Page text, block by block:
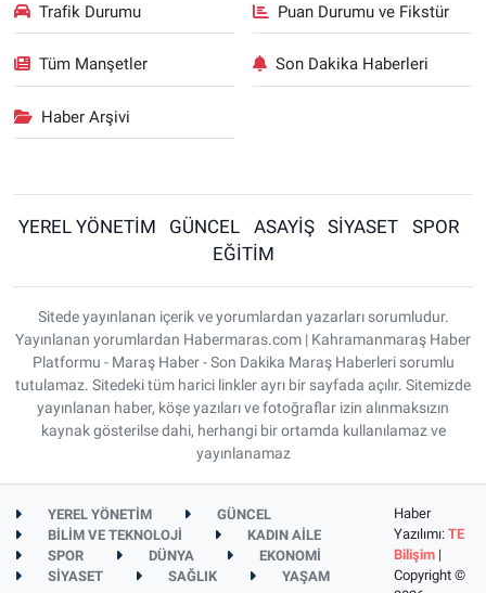
Trafik Durumu Puan Durumu ve Fikstür
Tüm Manşetler Son Dakika Haberleri
Haber Arşivi
YEREL YÖNETİM GÜNCEL ASAYİŞ SİYASET
SPOR
EĞİTİM
Sitede yayınlanan içerik ve yorumlardan yazarları sorumludur.
Yayınlanan yorumlardan Habermaras.com | Kahramanmaraş Haber
Platformu - Maraş Haber - Son Dakika Maraş Haberleri sorumlu
tutulamaz. Sitedeki tüm harici linkler ayrı bir sayfada açılır. Sitemizde
yayınlanan haber, köşe yazıları ve fotoğraflar izin alınmaksızın
kaynak gösterilse dahi, herhangi bir ortamda kullanılamaz ve
yayınlanamaz
YEREL YÖNETİM
GÜNCEL
BİLİM VE TEKNOLOJİ
KADIN AİLE
SPOR
DÜNYA
EKONOMİ
SİYASET
SAĞLIK YAŞAM
Haber
Yazılımı: TE
Bilişim|
Copyright ©